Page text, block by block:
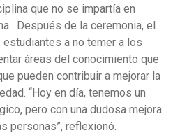
que no se impartía en
Después de la ceremonia, el
a no temer a los
áreas del conocimiento que
pueden contribuir a mejorar la
“Hoy en día, tenemos un
pero con una dudosa mejora
personas”, reflexionó.